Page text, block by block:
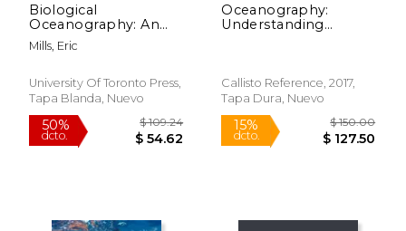
$ 80.36
Biological
Oceanography: An
Early History, 1870-
1960 (en Inglés)
Mills, Eric
University Of Toronto Press,
Tapa Blanda, Nuevo
Oceanography:
Understanding
Callisto Reference, 2017,
Tapa Dura, Nuevo